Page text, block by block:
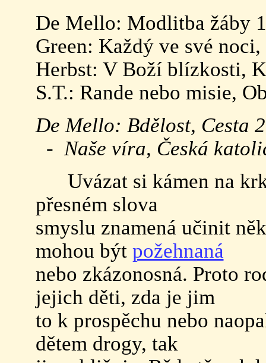
De Mello: Modlitba žáby
Green: Každý ve své
Herbst: V Boží blízkosti,
S.T.: Rande nebo misie,
De Mello: Bdělost, Cesta
- Naše víra, Česká
Uvázat si kámen na
přesném slova
smyslu znamená učinit
mohou být požehnaná
nebo zkázonosná. Proto
jejich děti, zda je jim
to k prospěchu nebo
dětem drogy, tak